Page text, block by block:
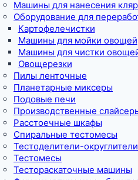
Машины для нанесения
Оборудование для
Картофелечистки
Машины для мойки овощей
Машины для чистки
Овощерезки
Пилы ленточные
Планетарные миксеры
Подовые печи
Производственные
Расстоечные шкафы
Спиральные тестомесы
Тестоделители-округлители
Тестомесы
Тестораскаточные машины